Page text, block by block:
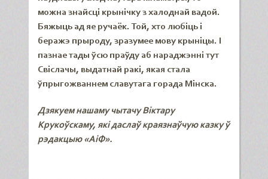
можна знайсці крынічку з халоднай вадой.
Бяжыць ад яе ручаёк. Той, хто любіць і
беражэ прыроду, зразумее мову крыніцы. І
пазнае тады ўсю праўду аб нараджэнні тут
Свіслачы, выдатнай ракі, якая стала
ўпрыгожваннем славутага горада Мінска.
Дзякуем нашаму чытачу Віктару
Крукоўскаму, які даслаў краязнаўчую казку ў
рэдакцыю«АіФ».